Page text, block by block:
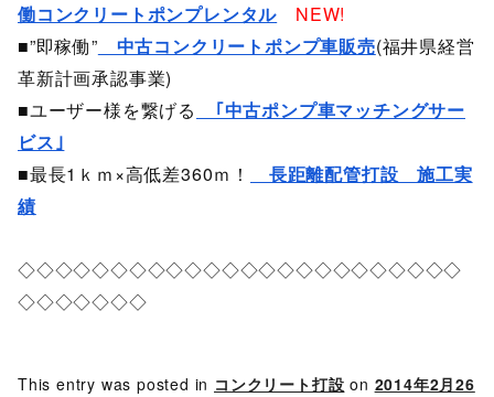
働コンクリートポンプレンタル
NEW!
■”即稼働” 中古コンクリートポンプ車販売(福井県経営
革新計画承認事業)
■ユーザー様を繋げる
｢中古ポンプ車マッチングサー
ビス｣
■最長1ｋｍ×高低差360ｍ！
長距離配管打設 施工実
績
◇◇◇◇◇◇◇◇◇◇◇◇◇◇◇◇◇◇◇◇◇◇◇◇
◇◇◇◇◇◇◇
This entry was posted in コンクリート打設 on 2014年2月26